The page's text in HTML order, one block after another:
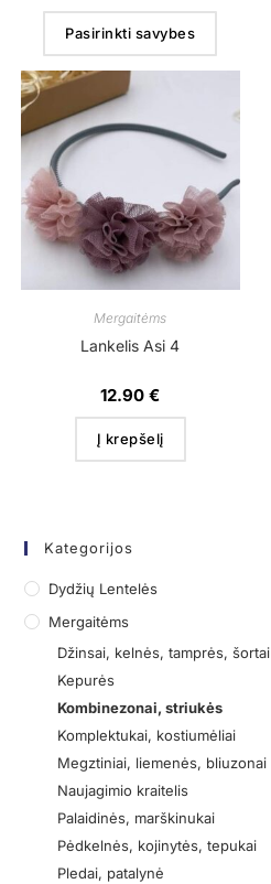
Pasirinkti savybes
Mergaitėms
Lankelis Asi 4
12.90€
Į krepšelį
Kategorijos
Dydžių Lentelės
Mergaitėms
Džinsai, kelnės, tamprės, šortai
Kepurės
Kombinezonai, striukės
Komplektukai, kostiumėliai
Megztiniai, liemenės, bliuzonai
Naujagimio kraitelis
Palaidinės, marškinukai
Pėdkelnės, kojinytės, tepukai
Pledai, patalynė